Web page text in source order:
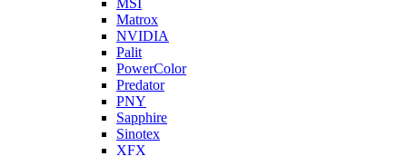
MSI
Matrox
NVIDIA
Palit
PowerColor
Predator
PNY
Sapphire
Sinotex
XFX